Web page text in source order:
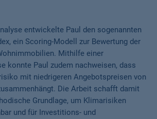
entwickelte Paul den sogenannten
ein Scoring-Modell zur Bewertung der
Mithilfe einer
konnte Paul zudem nachweisen, dass
mit niedrigeren Angebotspreisen von
Die Arbeit schafft damit
Grundlage, um Klimarisiken
und für Investitions- und